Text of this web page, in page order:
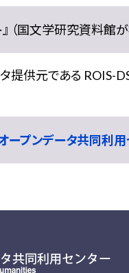
』 （国文学研究資料
提供元である ROIS-
ープンデータ共同利